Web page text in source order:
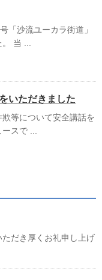
「沙流ユーカラ街道」
当 ...
いただきました
等について安全講話を
スで ...
だき厚くお礼申し上げ